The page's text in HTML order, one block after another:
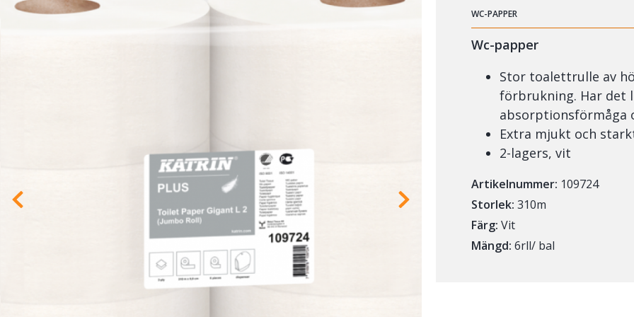
WC-PAPPER
Wc-papper
Stor toalettrulle av
förbrukning. Har det
absorptionsförmåga
Extra mjukt och
2-lagers, vit
Artikelnummer: 109724
Storlek: 310m
Färg: Vit
Mängd: 6rll/ bal